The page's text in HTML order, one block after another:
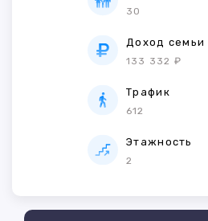
30
Доход семьи
133 332 ₽
Трафик
612
Этажность
2